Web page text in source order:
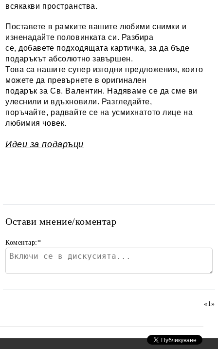
всякакви пространства.
Поставете в рамките вашите любими снимки и
изненадайте половинката си. Разбира
се, добавете подходящата картичка, за да бъде
подаръкът абсолютно завършен.
Това са нашите супер изгодни предложения, които
можете да превърнете в оригинален
подарък за Св. Валентин. Надяваме се да сме ви
улеснили и вдъхновили. Разгледайте,
поръчайте, радвайте се на усмихнатото лице на
любимия човек.
Идеи за подаръци
Остави мнение/коментар
Коментар:*
«1»